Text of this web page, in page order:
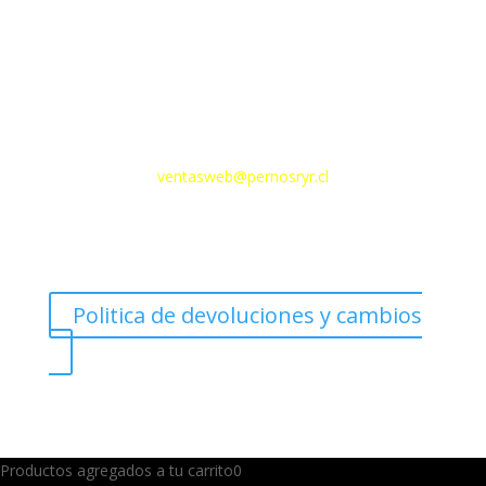
ventasweb@pernosryr.cl
Politica de devoluciones y cambios
Productos agregados a tu carrito0